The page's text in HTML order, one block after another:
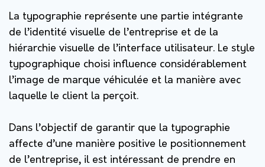
La typographie représente une partie intégrante
de l’identité visuelle de l’entreprise et de la
hiérarchie visuelle de l’interface utilisateur. Le style
typographique choisi influence considérablement
l’image de marque véhiculée et la manière avec
laquelle le client la perçoit.
Dans l’objectif de garantir que la typographie
affecte d’une manière positive le positionnement
de l’entreprise, il est intéressant de prendre en